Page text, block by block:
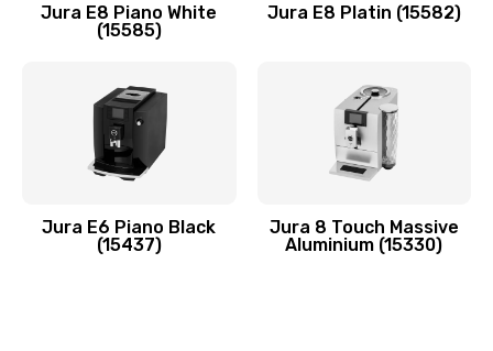
Jura E8 Piano White
(15585)
Jura E8 Platin (15582)
Jura E6 Piano Black
(15437)
Jura 8 Touch Massive
Aluminium (15330)